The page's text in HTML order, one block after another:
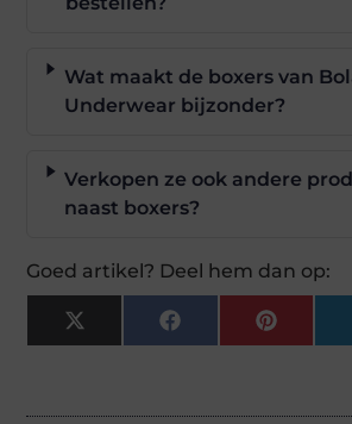
Wat maakt de boxers van
Underwear bijzonder?
Verkopen ze ook andere
naast boxers?
Goed artikel? Deel hem dan op:
X
(Twitter)
Facebook